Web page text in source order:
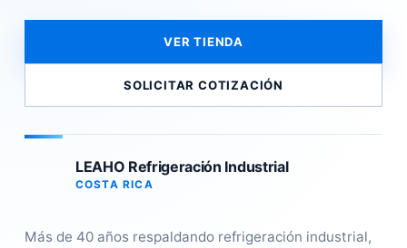
VER TIENDA
SOLICITAR COTIZACIÓN
LEAHO Refrigeración Industrial
COSTA RICA
Más de 40 años respaldando refrigeración industrial,